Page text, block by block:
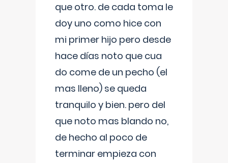
que otro. de cada toma le
doy uno como hice con
mi primer hijo pero desde
hace días noto que cua
do come de un pecho (el
mas lleno) se queda
tranquilo y bien. pero del
que noto mas blando no,
de hecho al poco de
terminar empieza con